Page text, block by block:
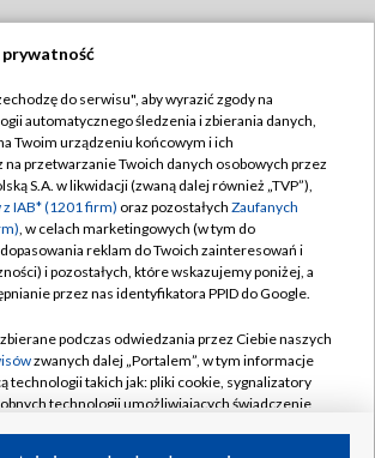
TVP
TVP
Cyfrowa
Regulamin TVP
Polityka prywatności
Moje zgody
Pomoc
Kontakt
Kanały
prywatność
do serwisu", aby wyrazić zgody na
automatycznego śledzenia i zbierania danych,
Twoim urządzeniu końcowym i ich
przetwarzanie Twoich danych osobowych przez
S.A. w likwidacji (zwaną dalej również „TVP”),
IAB* (1201 firm) oraz pozostałych Zaufanych
, w celach marketingowych (w tym do
reklam do Twoich zainteresowań i
i pozostałych, które wskazujemy poniżej, a
przez nas identyfikatora PPID do Google.
podczas odwiedzania przez Ciebie naszych
zwanych dalej „Portalem”, w tym informacje
technologii takich jak: pliki cookie, sygnalizatory
technologii umożliwiających świadczenie